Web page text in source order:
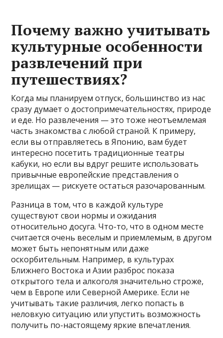
Почему важно учитывать
культурные особенности
развлечений при
путешествиях?
Когда мы планируем отпуск, большинство из нас
сразу думает о достопримечательностях, природе
и еде. Но развлечения — это тоже неотъемлемая
часть знакомства с любой страной. К примеру,
если вы отправляетесь в Японию, вам будет
интересно посетить традиционные театры
кабуки, но если вы вдруг решите использовать
привычные европейские представления о
зрелищах — рискуете остаться разочарованным.
Разница в том, что в каждой культуре
существуют свои нормы и ожидания
относительно досуга. Что-то, что в одном месте
считается очень веселым и приемлемым, в другом
может быть непонятным или даже
оскорбительным. Например, в культурах
Ближнего Востока и Азии разброс показа
открытого тела и алкоголя значительно строже,
чем в Европе или Северной Америке. Если не
учитывать такие различия, легко попасть в
неловкую ситуацию или упустить возможность
получить по-настоящему яркие впечатления.